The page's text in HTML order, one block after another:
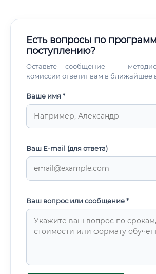
Есть вопросы по
поступлению?
Оставьте сообщение —
комиссии ответит вам в ближайшее
Ваше имя *
Ваш E-mail (для ответа)
Ваш вопрос или сообщение *